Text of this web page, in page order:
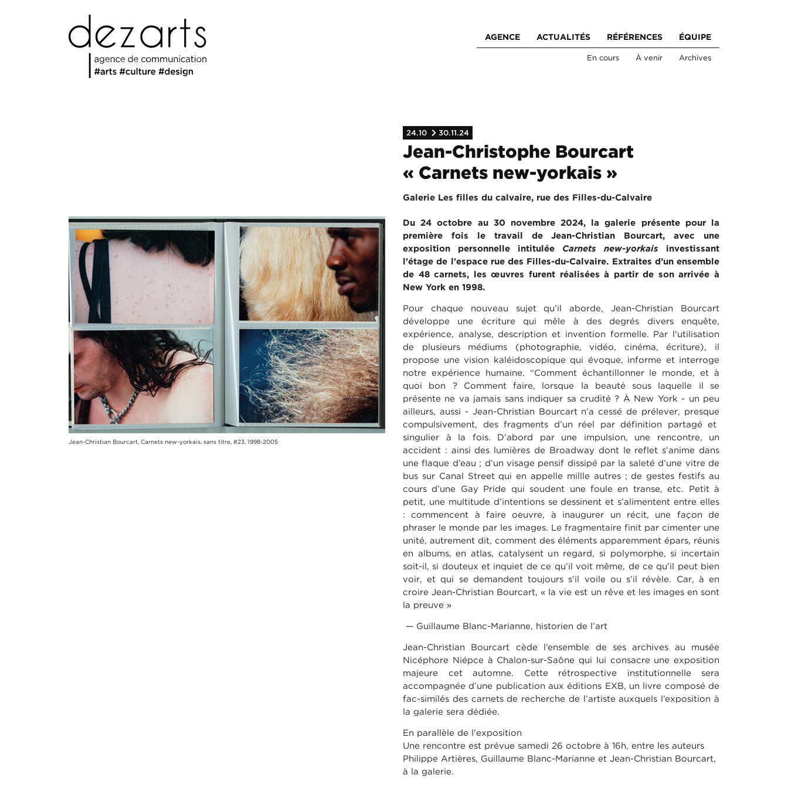
AGENCE ACTUALITÉS RÉFÉRENCES ÉQUIPE
En cours À venir Archives
24.10 30.11.24
Jean-Christophe Bourcart
« Carnets new-yorkais »
Galerie Les filles du calvaire, rue des Filles-du-Calvaire
Jean-Christian Bourcart, Carnets new-yorkais, sans titre, #23, 1998-2005
Du 24 octobre au 30 novembre 2024, la galerie présente pour la
première fois le travail deJean-Christian Bourcart, avec une
exposition personnelle intitulée
Carnets new-yorkais investissant
l'étage de l'espace rue des Filles-du-Calvaire. Extraites d’un ensemble
de 48carnets, les œuvres furent réalisées à partir de son arrivée à
New York en 1998.
Pour chaque nouveau sujet qu’il aborde, Jean-Christian Bourcart
développe une écriture qui mêle à des degrés divers enquête,
expérience, analyse, description et invention formelle. Par l'utilisation
de plusieurs médiums (photographie, vidéo, cinéma, écriture), il
propose une vision kaléidoscopique qui évoque, informe et interroge
notre expérience humaine. “Comment échantillonner le monde, et à
quoi bon ? Comment faire, lorsque la beauté sous laquelle il se
présente ne va jamais sans indiquer sa crudité ? À New York - un peu
ailleurs, aussi - Jean-Christian Bourcart n’a cessé de prélever, presque
compulsivement, des fragments d’un réel par définition partagé et
singulier à la fois. D’abord parune impulsion, une rencontre, un
accident : ainsi des lumières de Broadway dont le reflet s’anime dans
une flaque d’eau ; d’un visage pensif dissipé par la saleté d’une vitre de
bus sur Canal Streetqui en appelle millle autres ; de gestes festifs au
cours d’une Gay Pride qui soudent une foule en transe, etc. Petit à
petit, une multitude d’intentions se dessinent et s’alimentent entre elles
: commencent à faire oeuvre, à inaugurer un récit, une façon de
phraser le monde par les images. Le fragmentaire finit par cimenter une
unité, autrement dit, comment des éléments apparemment épars, réunis
en albums, en atlas, catalysent un regard, si polymorphe, si incertain
soit-il, si douteux et inquiet de ce qu’il voit même, de ce qu’il peut bien
voir, et qui se demandent toujours s'il voile ou s’il révèle. Car, à en
croire Jean-Christian Bourcart, « la vie est un rêve et les images en sont
la preuve »
— Guillaume Blanc-Marianne, historien de l’art
Jean-Christian Bourcart cède l’ensemble de ses archives au musée
Nicéphore Niépce à Chalon-sur-Saône qui lui consacre une exposition
majeure cet automne. Cette rétrospective institutionnelle sera
accompagnée d’une publication aux éditions EXB, un livre composé de
fac-similés des carnetsde recherche de l’artiste auxquels l’exposition à
la galerie sera dédiée.
En parallèle de l'exposition
Une rencontre est prévue samedi 26 octobre à 16h, entre les auteurs
Philippe Artières, Guillaume Blanc-Marianne et Jean-Christian Bourcart,
à la galerie.